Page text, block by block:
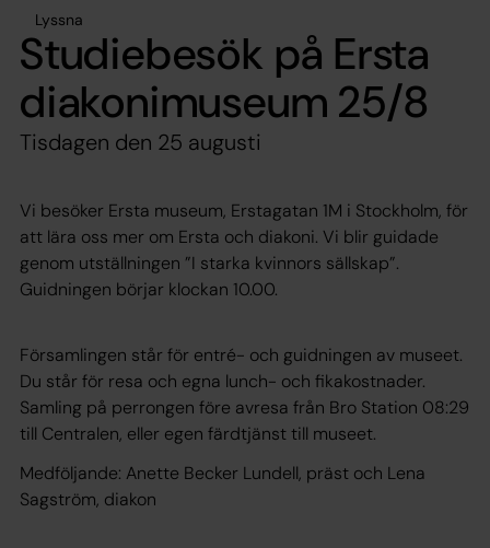
Lyssna
Studiebesök på Ersta
diakonimuseum 25/8
Tisdagen den 25 augusti
Vi besöker Ersta museum, Erstagatan 1M i Stockholm, för
att lära oss mer om Ersta och diakoni. Vi blir guidade
genom utställningen ”I starka kvinnors sällskap”.
Guidningen börjar klockan 10.00.
Församlingen står för entré- och guidningen av museet.
Du står för resa och egna lunch- och fikakostnader.
Samling på perrongen före avresa från Bro Station 08:29
till Centralen, eller egen färdtjänst till museet.
Medföljande: Anette Becker Lundell, präst och Lena
Sagström, diakon